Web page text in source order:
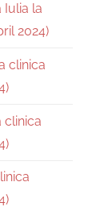
Iulia la
2024)
clinica
clinica